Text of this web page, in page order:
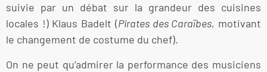
suivie par un débat sur la grandeur des cuisines
locales !) Klaus Badelt (Pirates des Caraïbes, motivant
le changement de costume du chef).
On ne peut qu’admirer la performance des musiciens